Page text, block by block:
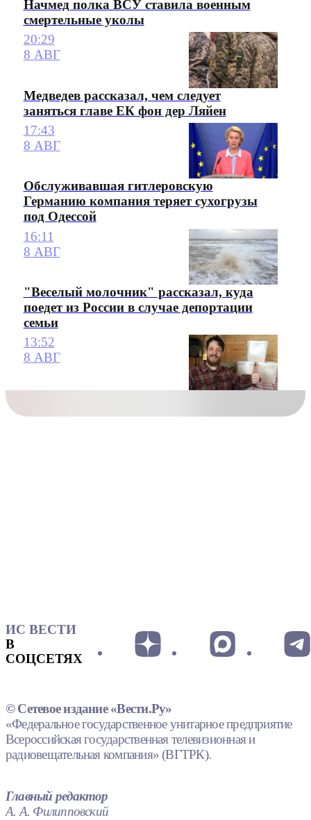
Начмед полка ВСУ ставила военным
смертельные уколы
20:29
8 АВГ
Медведев рассказал, чем следует
заняться главе ЕК фон дер Ляйен
17:43
8 АВГ
Обслуживавшая гитлеровскую
Германию компания теряет сухогрузы
под Одессой
16:11
8 АВГ
"Веселый молочник" рассказал, куда
поедет из России в случае депортации
семьи
13:52
8 АВГ
ИС ВЕСТИ
В
СОЦСЕТЯХ
© Сетевое издание «Вести.Ру»
«Федеральное государственное унитарное предприятие
Всероссийская государственная телевизионная и
радиовещательная компания» (ВГТРК).
Главный редактор
А. А. Филипповский